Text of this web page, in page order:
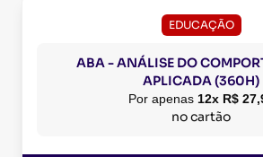
EDUCAÇÃO
ABA - ANÁLISE DO
APLICADA (360H)
Por apenas 12x R$
no cartão